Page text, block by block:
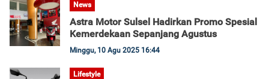
News
Astra Motor Sulsel Hadirkan Promo Spesial
Kemerdekaan Sepanjang Agustus
Minggu, 10 Agu 2025 16:44
Lifestyle